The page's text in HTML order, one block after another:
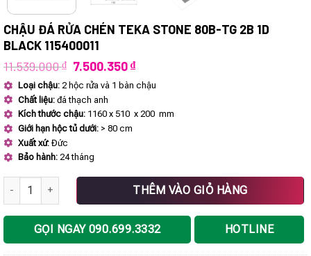
CHẬU ĐÁ RỬA CHÉN TEKA STONE 80B-TG 2B 1D
BLACK 115400011
11.539.000₫ Giá
gốc
là:
11.539.000 ₫.
7.500.350₫Giá
hiện
tại
7.500.350 ₫.
Loại chậu: 2 hộc rửa và 1 bàn chậu
Chất liệu: đá thạch anh
Kích thước chậu: 1160 x 510 x 200 mm
Giới hạn hộc tủ dưới: > 80 cm
Xuất xứ: Đức
Bảo hành: 24 tháng
Chậu đá rửa chén TEKA STONE 80B-TG 2B 1D BLACK 115400011
THÊM VÀO GIỎ HÀNG
GỌI NGAY 090.699.3332 HOTLINE